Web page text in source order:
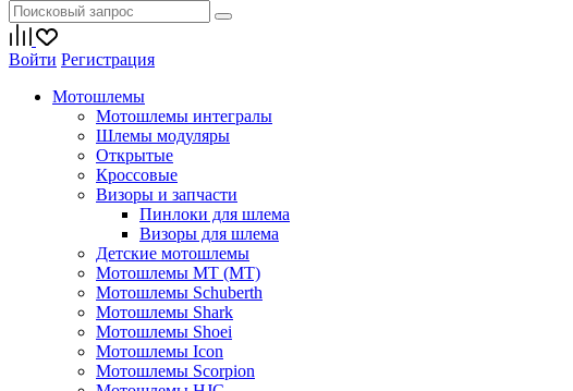
Войти Регистрация
Мотошлемы
Мотошлемы интегралы
Шлемы модуляры
Открытые
Кросcовые
Визоры и запчасти
Пинлоки для шлема
Визоры для шлема
Детские мотошлемы
Мотошлемы MT (МТ)
Мотошлемы Schuberth
Мотошлемы Shark
Мотошлемы Shoei
Мотошлемы Icon
Мотошлемы Scorpion